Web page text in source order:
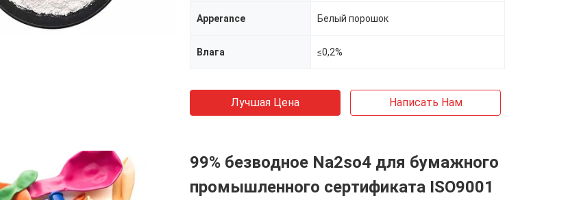
Apperance Белый порошок
Влага ≤0,2%
Лучшая Цена Написать Нам
99% безводное Na2so4 для бумажного
промышленного сертификата ISO9001